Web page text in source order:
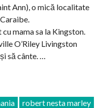
Ann), o mică localitate
mama sa la Kingston.
O’Riley Livingston
să cânte. …
robert nesta marley